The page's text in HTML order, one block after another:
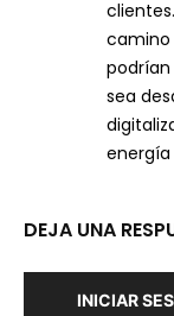
camino
sea
energía
DEJA UNA
INICIAR